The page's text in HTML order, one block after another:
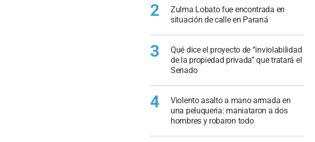
2
Zulma Lobato fue encontrada en
situación de calle en Paraná
3
Qué dice el proyecto de “inviolabilidad
de la propiedad privada” que tratará el
Senado
4
Violento asalto a mano armada en
una peluquería: maniataron a dos
hombres y robaron todo